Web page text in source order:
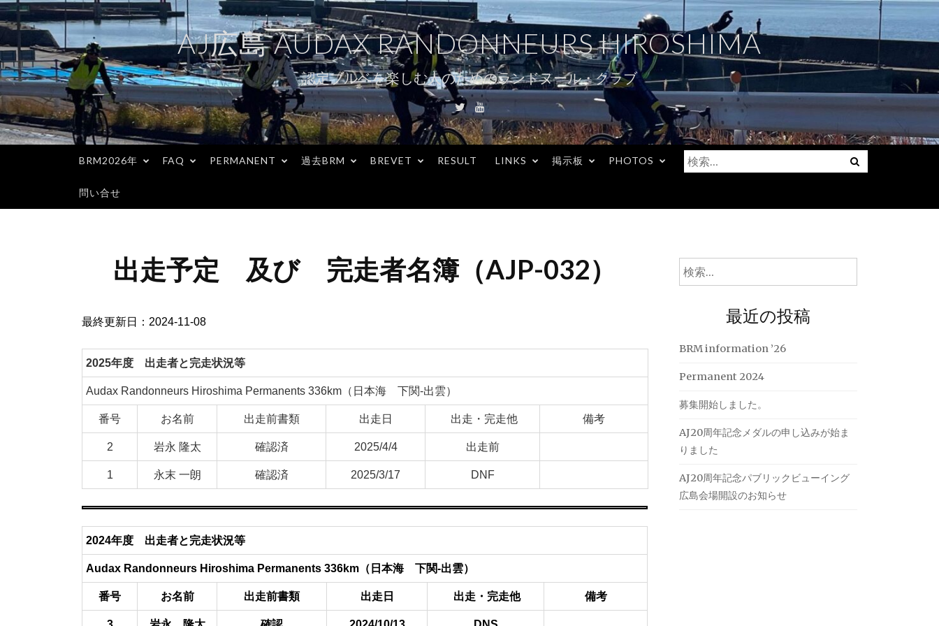
コ
ン
テ
ン
ツ
へ
ス
キ
AJ広島 AUDAX RANDONNEURS HIROSHIMA
認定ブルベを楽しむ人のためのランドヌール・クラブ
TwitterYoutube
BRM2026年 FAQ PERMANENT 過去BRM BREVET RESULT LINKS 掲示板 PHOTOS
問い合せ
Menu
検
索:
出走予定 及び 完走者名簿（AJP-032）
最終更新日：2024-11-08
2025年度 出走者と完走状況等
Audax Randonneurs Hiroshima Permanents 336km（日本海 下関-出雲）
番号 お名前 出走前書類 出走日 出走・完走他 備考
2 岩永 隆太 確認済 2025/4/4 出走前
1 永末 一朗 確認済 2025/3/17 DNF
2024年度 出走者と完走状況等
Audax Randonneurs Hiroshima Permanents 336km（日本海 下関-出雲）
番号 お名前 出走前書類 出走日 出走・完走他 備考
検
索:
最近の投稿
BRM information ’26
Permanent 2024
募集開始しました。
AJ20周年記念メダルの申し込みが始ま
りました
AJ20周年記念パブリックビューイング
広島会場開設のお知らせ